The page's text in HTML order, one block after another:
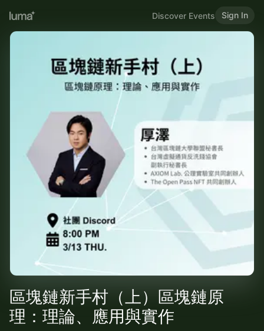
Discover Events Sign In
區塊鏈新手村（上）區塊鏈原
理：理論、應用與實作